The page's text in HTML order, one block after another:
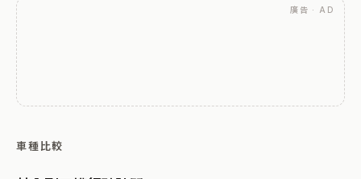
廣告 · AD
車種比較